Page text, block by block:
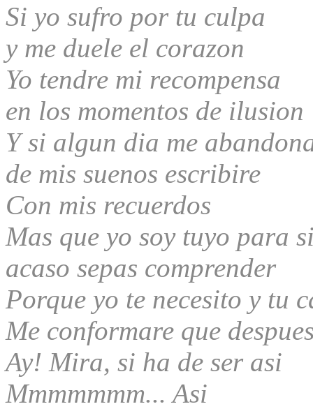
Si yo sufro por tu culpa
y me duele el corazon
Yo tendre mi recompensa
en los momentos de ilusion
Y si algun dia me
de mis suenos escribire
Con mis recuerdos
Mas que yo soy tuyo para
acaso sepas comprender
Porque yo te necesito y tu
Me conformare que
Ay! Mira, si ha de ser asi
Mmmmmmm... Asi